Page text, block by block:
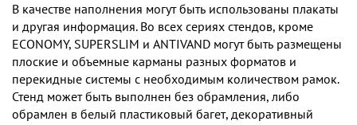
В качестве наполнения могут быть использованы плакаты
и другая информация. Во всех сериях стендов, кроме
ECONOMY, SUPERSLIM и ANTIVAND могут быть размещены
плоские и объемные карманы разных форматов и
перекидные системы с необходимым количеством рамок.
Стенд может быть выполнен без обрамления, либо
обрамлен в белый пластиковый багет, декоративный